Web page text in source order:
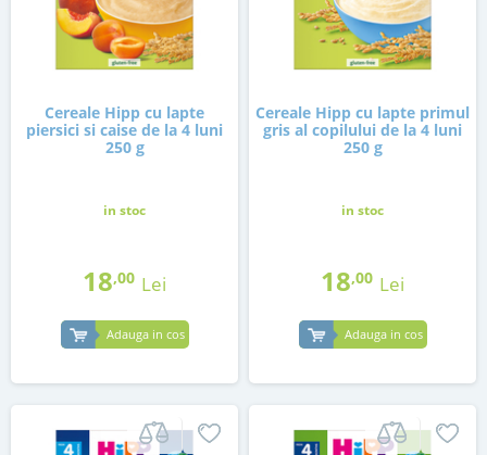
Cereale Hipp cu lapte
piersici si caise de la 4 luni
250 g
in stoc
18,00 Lei
Adauga in cos
Cereale Hipp cu lapte primul
gris al copilului de la 4 luni
250 g
in stoc
18,00 Lei
Adauga in cos